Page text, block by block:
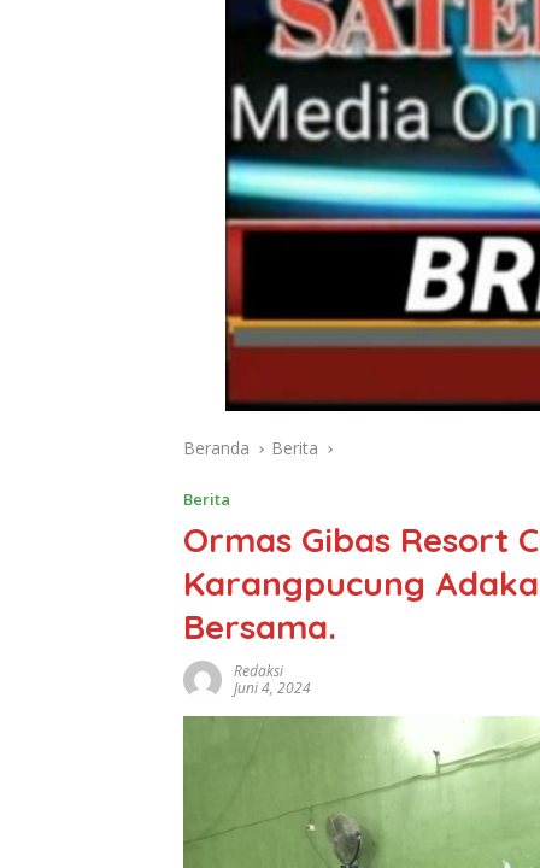
Beranda Berita
Berita
Ormas Gibas Resort
Karangpucung
Bersama.
Redaksi
Juni 4, 2024